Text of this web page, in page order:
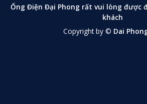
Ống Điện Đại Phong rất vui lòng được
khách
Copyright by © Dai